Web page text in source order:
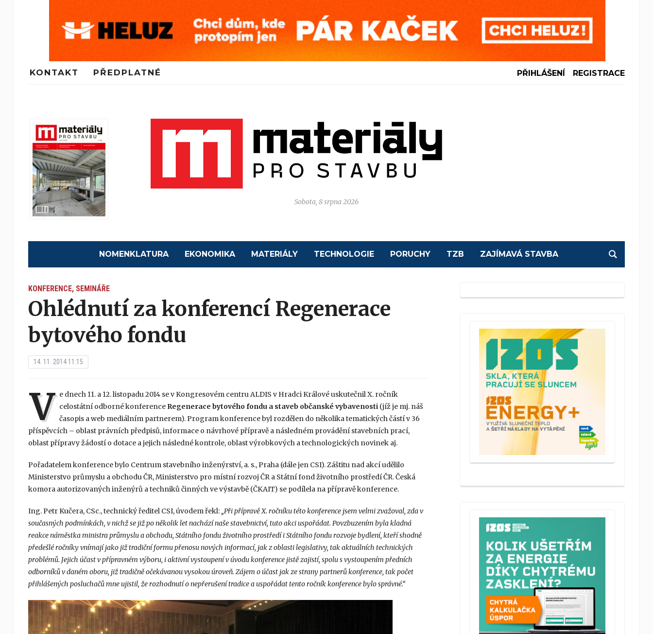
KONTAKT PŘEDPLATNÉ PŘIHLÁŠENÍ REGISTRACE
Sobota, 8 srpna 2026
NOMENKLATURA EKONOMIKA MATERIÁLY TECHNOLOGIE PORUCHY TZB ZAJÍMAVÁ STAVBA
KONFERENCE, SEMINÁŘE
Ohlédnutí za konferencí Regenerace
bytového fondu
14. 11. 2014 11:15
V
e dnech 11. a 12. listopadu 2014 se v Kongresovém centru ALDIS v Hradci Králové uskutečnil X. ročník
celostátní odborné konference Regenerace bytového fondu a staveb občanské vybavenosti(jíž je mj. náš
časopis a web mediálním partnerem). Program konference byl rozdělen do několika tematických částí v 36
příspěvcích – oblast právních předpisů, informace o návrhové přípravě a následném provádění stavebních prací,
oblast přípravy žádostí o dotace a jejich následné kontrole, oblast výrobkových a technologických novinek aj.
Pořadatelem konference bylo Centrum stavebního inženýrství, a. s., Praha (dále jen CSI). Záštitu nad akcí udělilo
Ministerstvo průmyslu a obchodu ČR, Ministerstvo pro místní rozvoj ČR a Státní fond životního prostředí ČR. Česká
komora autorizovaných inženýrů a techniků činných ve výstavbě (ČKAIT) se podílela na přípravě konference.
Ing. Petr Kučera, CSc., technický ředitel CSI, úvodem řekl: „Při přípravě X. ročníku této konference jsem velmi zvažoval, zda v
současných podmínkách, v nichž se již po několik let nachází naše stavebnictví, tuto akci uspořádat. Povzbuzením byla kladná
reakce náměstka ministra průmyslu a obchodu, Státního fondu životního prostředí i Státního fondu rozvoje bydlení, kteří shodně
předešlé ročníky vnímají jako již tradiční formu přenosu nových informací, jak z oblasti legislativy, tak aktuálních technických
problémů. Jejich účast v přípravném výboru, i aktivní vystoupení v úvodu konference jistě zajistí, spolu s vystoupením předních
odborníků v daném oboru, již tradičně očekávanou vysokou úroveň. Zájem o účast jak ze strany partnerů konference, tak počet
přihlášených posluchačů mne ujistil, že rozhodnutí o nepřerušení tradice a uspořádat tento ročník konference bylo správné.“